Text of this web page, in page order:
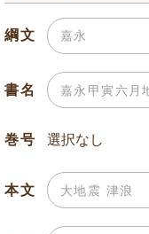
綱文
書名
巻号
本文